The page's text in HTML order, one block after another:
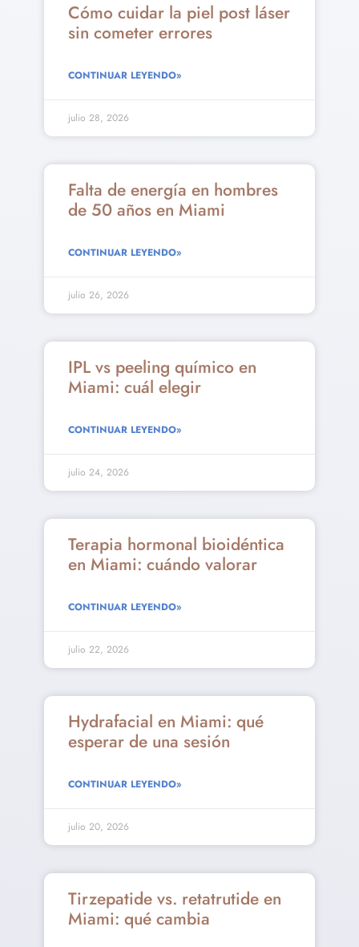
Cómo cuidar la piel post láser
sin cometer errores
CONTINUAR LEYENDO»
julio 28, 2026
Falta de energía en hombres
de 50 años en Miami
CONTINUAR LEYENDO»
julio 26, 2026
IPL vs peeling químico en
Miami: cuál elegir
CONTINUAR LEYENDO»
julio 24, 2026
Terapia hormonal bioidéntica
en Miami: cuándo valorar
CONTINUAR LEYENDO»
julio 22, 2026
Hydrafacial en Miami: qué
esperar de una sesión
CONTINUAR LEYENDO»
julio 20, 2026
Tirzepatide vs. retatrutide en
Miami: qué cambia